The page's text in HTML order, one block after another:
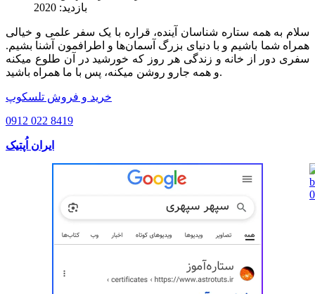
بازدید: 2020
سلام به همه ستاره شناسان آينده، قراره با يک سفر علمى و خيالى
همراه شما باشيم و با دنياى بزرگ آسمان‌ها و اطرافمون آشنا بشیم.
سفری دور از خانه و زندگی هر روز که خورشید در آن طلوع میکنه
و همه جارو روشن میکنه، پس با ما همراه باشید.
خرید و فروش تلسکوپ
0912 022 8419
ایران اُپتیک